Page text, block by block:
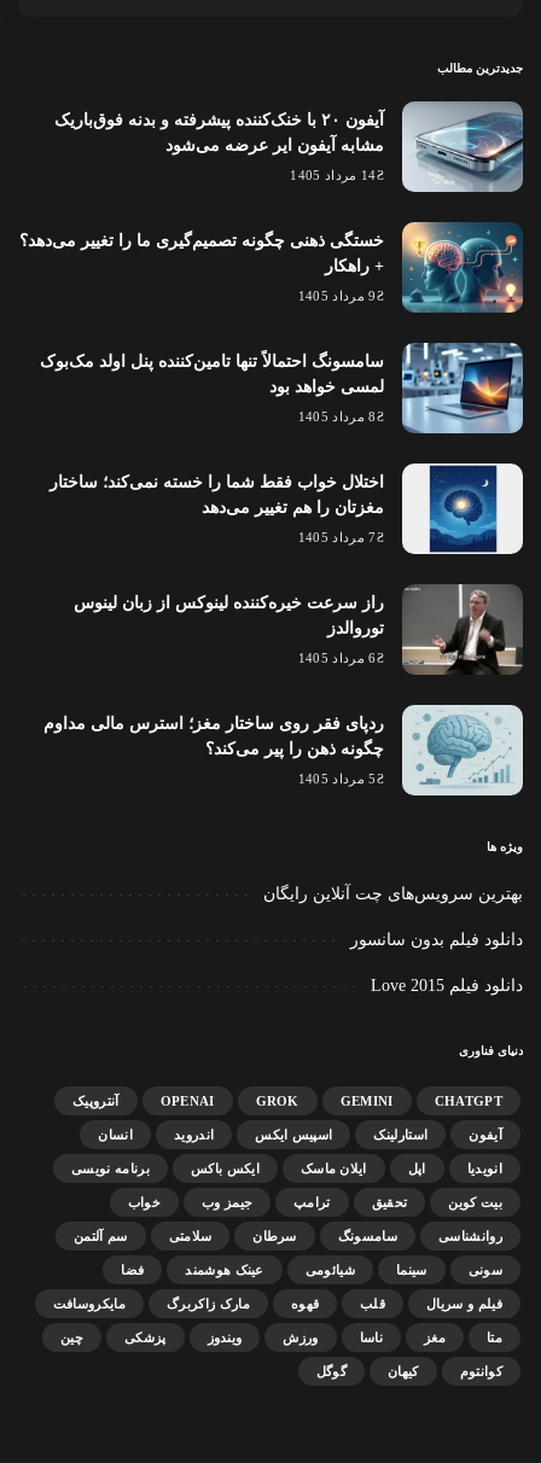
جدیدترین مطالب
آیفون ۲۰ با خنک‌کننده پیشرفته و بدنه فوق‌باریک
مشابه آیفون ایر عرضه می‌شود
14 مرداد 1405
خستگی ذهنی چگونه تصمیم‌گیری ما را تغییر می‌دهد؟
+ راهکار
9 مرداد 1405
سامسونگ احتمالاً تنها تامین‌کننده پنل اولد مک‌بوک
لمسی خواهد بود
8 مرداد 1405
اختلال خواب فقط شما را خسته نمی‌کند؛ ساختار
مغزتان را هم تغییر می‌دهد
7 مرداد 1405
راز سرعت خیره‌کننده لینوکس از زبان لینوس
توروالدز
6 مرداد 1405
ردپای فقر روی ساختار مغز؛ استرس مالی مداوم
چگونه ذهن را پیر می‌کند؟
5 مرداد 1405
ویژه ها
بهترین سرویس‌های چت آنلاین رایگان
دانلود فیلم بدون سانسور
دانلود فیلم Love 2015
دنیای فناوری
CHATGPT
GEMINI
GROK
OPENAI آنتروپیک
آیفون استارلینک اسپیس ایکس اندروید انسان
انویدیا اپل ایلان ماسک ایکس باکس برنامه نویسی
بیت کوین تحقیق ترامپ جیمز وب خواب
روانشناسی سامسونگ سرطان سلامتی سم آلتمن
سونی سینما شیائومی عینک هوشمند فضا
فیلم و سریال قلب قهوه مارک زاکربرگ مایکروسافت
متا مغز ناسا ورزش ویندوز پزشکی چین
کوانتوم کیهان گوگل